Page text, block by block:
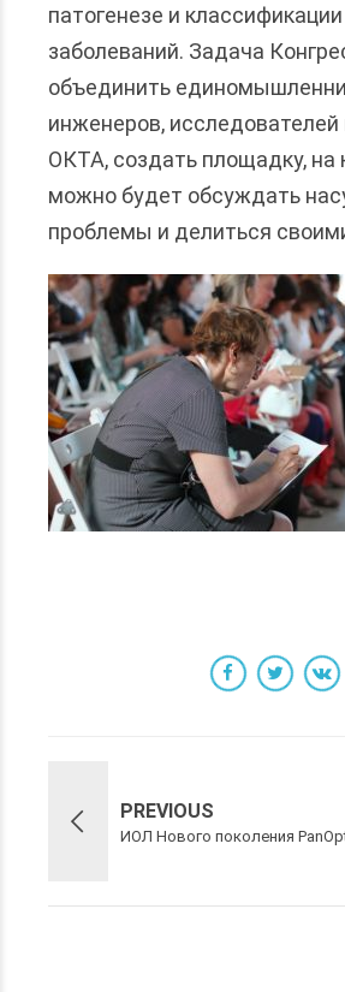
патогенезе и
заболеваний. Задача
объединить
инженеров, исследователей
ОКТА, создать площадку, на
можно будет обсуждать
проблемы и делиться
PREVIOUS
ИОЛ Нового поколения